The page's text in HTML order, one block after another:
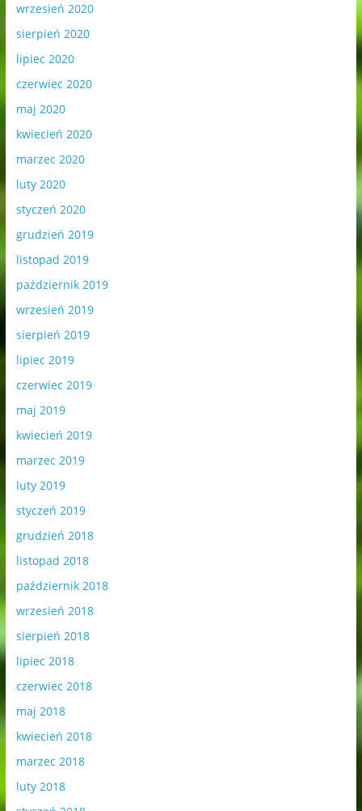
wrzesień 2020
sierpień 2020
lipiec 2020
czerwiec 2020
maj 2020
kwiecień 2020
marzec 2020
luty 2020
styczeń 2020
grudzień 2019
listopad 2019
październik 2019
wrzesień 2019
sierpień 2019
lipiec 2019
czerwiec 2019
maj 2019
kwiecień 2019
marzec 2019
luty 2019
styczeń 2019
grudzień 2018
listopad 2018
październik 2018
wrzesień 2018
sierpień 2018
lipiec 2018
czerwiec 2018
maj 2018
kwiecień 2018
marzec 2018
luty 2018